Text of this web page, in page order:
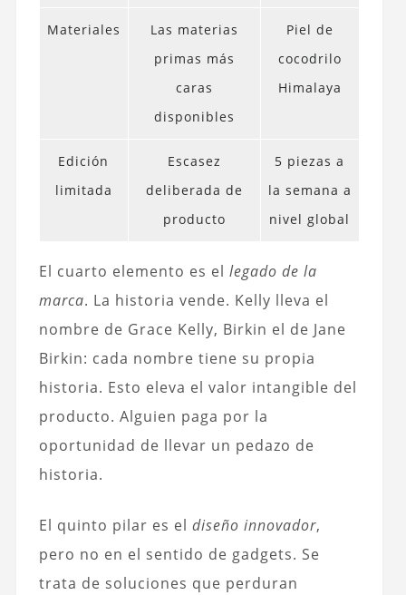
Materiales
Las materias
primas más
caras
disponibles
Piel de
cocodrilo
Himalaya
Edición
limitada
Escasez
deliberada de
producto
5 piezas a
la semana a
nivel global
El cuarto elemento es el legado de la
marca. La historia vende. Kelly lleva el
nombre de Grace Kelly, Birkin el de Jane
Birkin: cada nombre tiene su propia
historia. Esto eleva el valor intangible del
producto. Alguien paga por la
oportunidad de llevar un pedazo de
historia.
El quinto pilar es el diseño innovador,
pero no en el sentido de gadgets. Se
trata de soluciones que perduran